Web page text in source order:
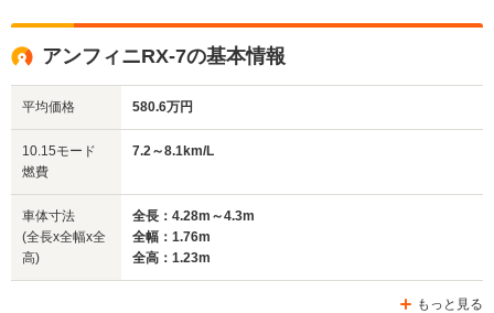
燃費
駆動方式
アンフィニRX-7の基本情報
平均価格 580.6万円
10.15モード
燃費
7.2～8.1km/L
車体寸法
(全長x全幅x全
高)
全長：4.28m～4.3m
全幅：1.76m
全高：1.23m
もっと見る